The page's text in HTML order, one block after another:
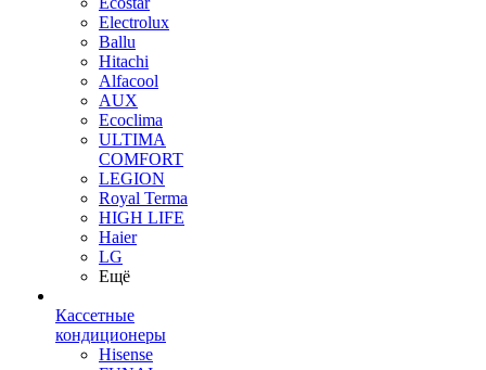
Electrolux
Ballu
Hitachi
Alfacool
AUX
Ecoclima
ULTIMA
COMFORT
LEGION
Royal Terma
HIGH LIFE
Haier
LG
Ещё
Кассетные
кондиционеры
Hisense